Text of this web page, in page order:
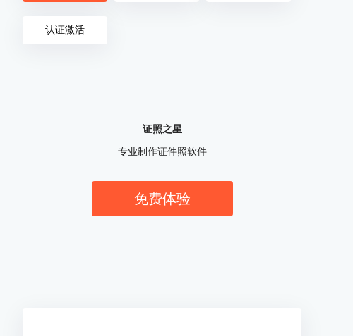
认证激活
证照之星
专业制作证件照软件
免费体验